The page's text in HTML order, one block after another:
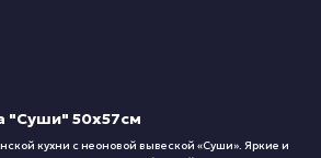
"Суши" 50х57см
кухни с неоновой вывеской «Суши». Яркие и